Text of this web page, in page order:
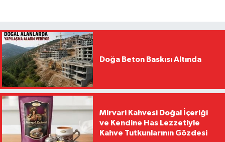
Doğa Beton Baskısı Altında
Mirvari Kahvesi Doğal İçeriği
ve Kendine Has Lezzetiyle
Kahve Tutkunlarının Gözdesi